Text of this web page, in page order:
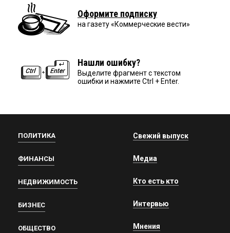
Оформите подписку
на газету «Коммерческие вести»
Нашли ошибку?
Выделите фрагмент с текстом
ошибки и нажмите Ctrl + Enter.
ПОЛИТИКА
ФИНАНСЫ
НЕДВИЖИМОСТЬ
БИЗНЕС
ОБЩЕСТВО
Свежий выпуск
Медиа
Кто есть кто
Интервью
Мнения